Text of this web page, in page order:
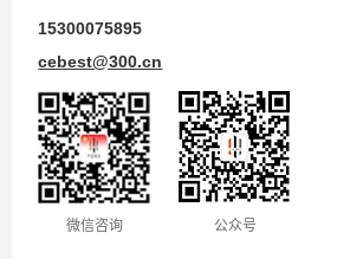
15300075895
cebest@300.cn
微信咨询 公众号